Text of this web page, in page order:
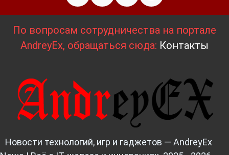
По вопросам сотрудничества на портале
AndreyEx, обращаться сюда: Контакты
Новости технологий, игр и гаджетов — AndreyEx